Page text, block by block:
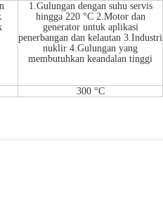
1.Gulungan dengan suhu servis
hingga 220 °C 2.Motor dan
generator untuk aplikasi
penerbangan dan kelautan 3.Industri
nuklir 4.Gulungan yang
membutuhkan keandalan tinggi
300 °C